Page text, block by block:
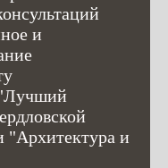
и
"Архитектура и